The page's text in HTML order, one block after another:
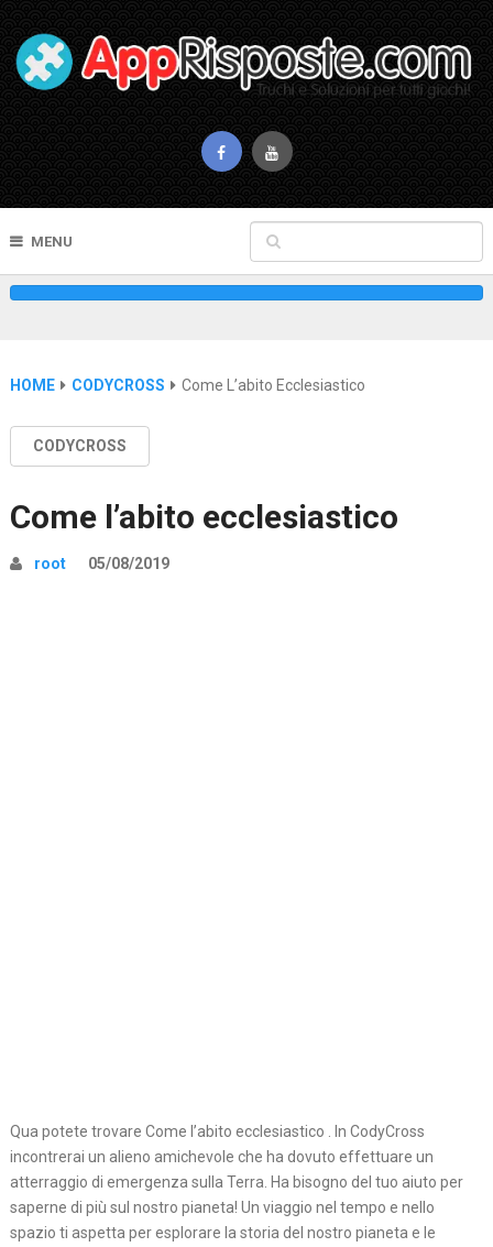
MENU
HOME CODYCROSS Come L’abito Ecclesiastico
CODYCROSS
Come l’abito ecclesiastico
root 05/08/2019
Qua potete trovare Come l’abito ecclesiastico . In CodyCross
incontrerai un alieno amichevole che ha dovuto effettuare un
atterraggio di emergenza sulla Terra. Ha bisogno del tuo aiuto per
saperne di più sul nostro pianeta! Un viaggio nel tempo e nello
spazio ti aspetta per esplorare la storia del nostro pianeta e le